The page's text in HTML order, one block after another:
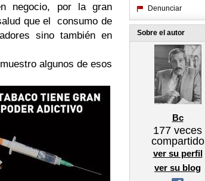
negocio, por la gran
que el consumo de
sino también en
algunos de esos
Denunciar
Sobre el autor
Bc
177 veces
compartido
ver su perfil
ver su blog